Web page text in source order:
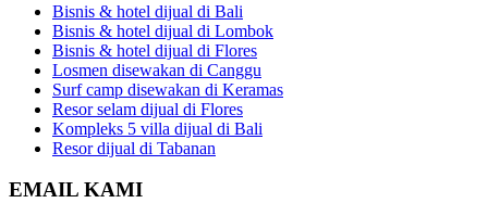
Bisnis & hotel dijual di Bali
Bisnis & hotel dijual di Lombok
Bisnis & hotel dijual di Flores
Losmen disewakan di Canggu
Surf camp disewakan di Keramas
Resor selam dijual di Flores
Kompleks 5 villa dijual di Bali
Resor dijual di Tabanan
EMAIL KAMI